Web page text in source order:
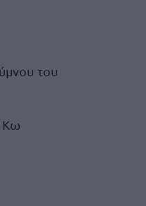
του
Κω